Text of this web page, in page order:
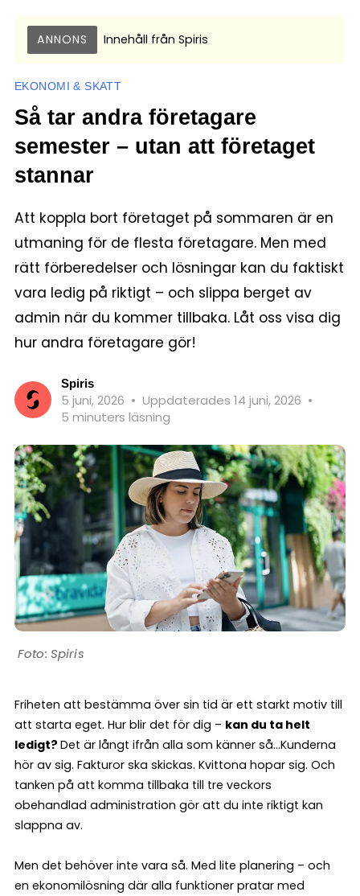
ANNONS Innehåll från Spiris
EKONOMI & SKATT
Så tar andra företagare
semester – utan att företaget
stannar
Att koppla bort företaget på sommaren är en
utmaning för de flesta företagare. Men med
rätt förberedelser och lösningar kan du faktiskt
vara ledig på riktigt – och slippa berget av
admin när du kommer tillbaka. Låt oss visa dig
hur andra företagare gör!
Spiris
5 juni, 2026 • Uppdaterades 14 juni, 2026 •
5 minuters läsning
Spiris
Friheten att bestämma över sin tid är ett starkt motiv till
att starta eget. Hur blir det för dig – kan du ta helt
ledigt? Det är långt ifrån alla som känner så…Kunderna
hör av sig. Fakturor ska skickas. Kvittona hopar sig. Och
tanken på att komma tillbaka till tre veckors
obehandlad administration gör att du inte riktigt kan
slappna av.
Men det behöver inte vara så. Med lite planering – och
en ekonomilösning där alla funktioner pratar med